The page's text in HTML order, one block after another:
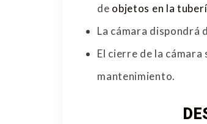
de objetos en la
La cámara dispondrá
El cierre de la
mantenimiento.